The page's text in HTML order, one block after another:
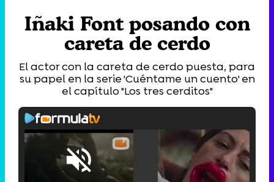
Iñaki Font posando con
careta de cerdo
El actor con la careta de cerdo puesta, para
su papel en la serie 'Cuéntame un cuento' en
el capítulo "Los tres cerditos"
/
Loaded :